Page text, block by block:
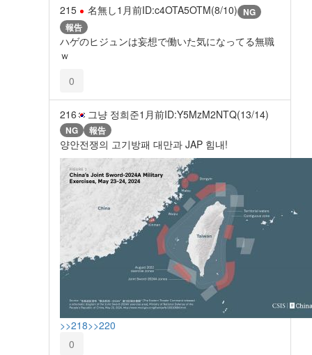
215 名無し1月前ID:c4OTA5OTM(8/10) NG
報告
ハゲのヒジュンは妄想で働いた気になってる無職
ｗ
0
216 그냥 정희준1月前ID:Y5MzM2NTQ(13/14)
NG 報告
양안전쟁의 고기방패 대만과 JAP 힘내!
>>218>>220
0